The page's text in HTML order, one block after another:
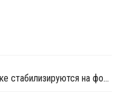
Цены на АБС на европейском рынке стабилизируются на фоне проблем производства